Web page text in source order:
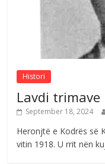
Histori
Lavdi
September 18, 2024
Heronjtë e Kodrës së
vitin 1918. U rrit nën